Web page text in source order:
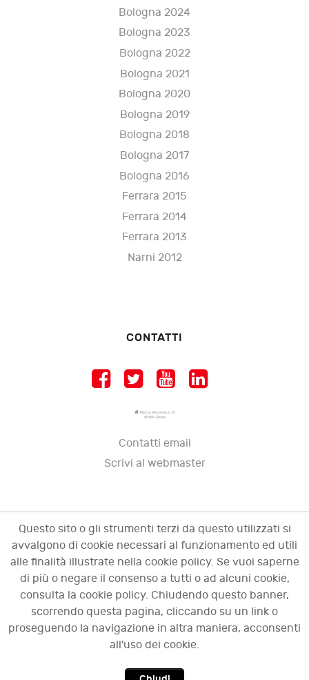
Bologna 2024
Bologna 2023
Bologna 2022
Bologna 2021
Bologna 2020
Bologna 2019
Bologna 2018
Bologna 2017
Bologna 2016
Ferrara 2015
Ferrara 2014
Ferrara 2013
Narni 2012
CONTATTI
Piazza Vescovio, n. 21
00199 - Roma
Contatti email
Scrivi al webmaster
© 2009 - 2026 OCI - Osservatorio sulle crisi
d'impresa. Tutti i diritti riservati.
Questo sito o gli strumenti terzi da questo utilizzati si
avvalgono di cookie necessari al funzionamento ed utili
alle finalità illustrate nella cookie policy. Se vuoi saperne
di più o negare il consenso a tutti o ad alcuni cookie,
consulta la cookie policy. Chiudendo questo banner,
scorrendo questa pagina, cliccando su un link o
proseguendo la navigazione in altra maniera, acconsenti
all'uso dei cookie.